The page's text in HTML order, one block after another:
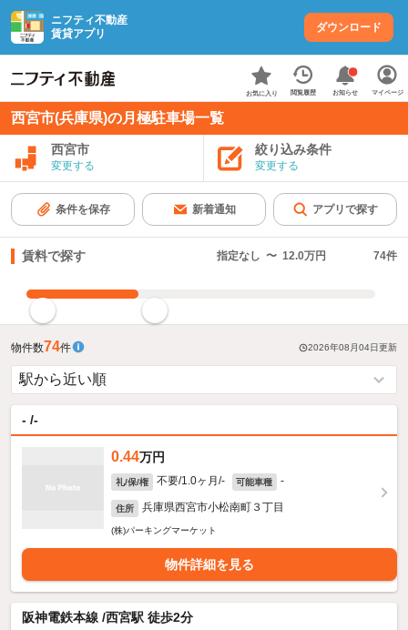
ニフティ不動産
賃貸アプリ
ダウンロード
お気に入り 閲覧履歴 お知らせ マイページ
西宮市(兵庫県)の月極駐車場一覧
西宮市
変更する
絞り込み条件
変更する
条件を保存 新着通知 アプリで探す
賃料で探す 指定なし 〜 12.0万円 74件
物件数74件 2026年08月04日更新
- /-
0.44万円
礼/保/権 不要/1.0ヶ月/- 可能車種 -
住所 兵庫県西宮市小松南町３丁目
(株)パーキングマーケット
物件詳細を見る
阪神電鉄本線 /西宮駅 徒歩2分